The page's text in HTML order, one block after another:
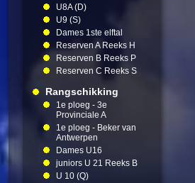
U8A (D)
U9 (S)
Dames 1ste elftal
Reserven A Reeks H
Reserven B Reeks P
Reserven C Reeks S
Rangschikking
1e ploeg - 3e
Provinciale A
1e ploeg - Beker van
Antwerpen
Dames U16
juniors U 21 Reeks B
U 10 (Q)